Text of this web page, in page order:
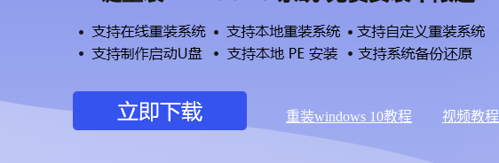
重装windows 10教程 视频教程